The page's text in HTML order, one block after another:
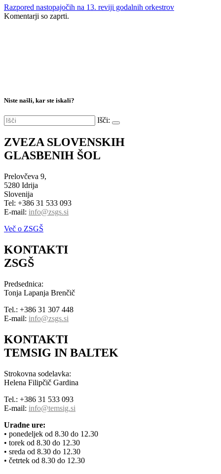
Razpored nastopajočih na 13. reviji godalnih orkestrov
Komentarji so zaprti.
Niste našli, kar ste iskali?
Išči:
ZVEZA SLOVENSKIH
GLASBENIH ŠOL
Prelovčeva 9,
5280 Idrija
Slovenija
Tel: +386 31 533 093
E-mail: info@zsgs.si
Več o ZSGŠ
KONTAKTI
ZSGŠ
Predsednica:
Tonja Lapanja Brenčič
Tel.: +386 31 307 448
E-mail: info@zsgs.si
KONTAKTI
TEMSIG IN BALTEK
Strokovna sodelavka:
Helena Filipčič Gardina
Tel.: +386 31 533 093
E-mail: info@temsig.si
Uradne ure:
• ponedeljek od 8.30 do 12.30
• torek od 8.30 do 12.30
• sreda od 8.30 do 12.30
• četrtek od 8.30 do 12.30